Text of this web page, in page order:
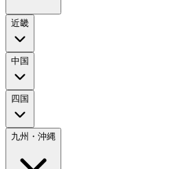
近畿
中国
四国
九州・沖縄